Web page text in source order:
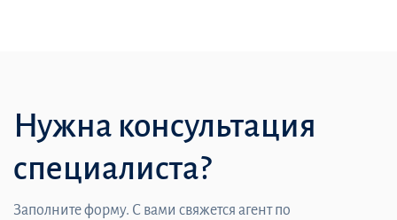
Нужна консультация
специалиста?
Заполните форму. С вами свяжется агент по